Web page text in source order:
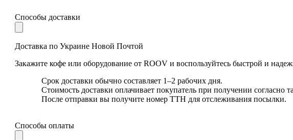
Способы доставки
Доставка по Украине Новой Почтой
Закажите кофе или оборудование от ROOV и воспользуйтесь быстрой и
Срок доставки обычно составляет 1–2 рабочих дня.
Стоимость доставки оплачивает покупатель при получении
После отправки вы получите номер ТТН для отслеживания посылки.
Способы оплаты